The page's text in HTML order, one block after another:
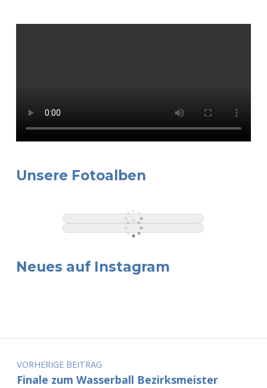
Unsere Fotoalben
Neues auf Instagram
Beitragsnavigation
VORHERIGE BEITRAG
Finale zum Wasserball Bezirksmeister